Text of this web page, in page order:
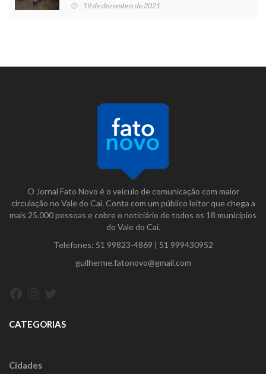
19 de dezembro de 2021
O Jornal Fato Novo é o veículo de comunicação com maior
circulação no Vale do Caí. Conta com um público leitor que chega a
mais 25.000 pessoas e cobre o noticiário de todos os 18 municípios
do Vale do Caí.
Telefones: 51 99823-4869 | 51 999430952
guilherme.fatonovo@gmail.com
CATEGORIAS
Cidades